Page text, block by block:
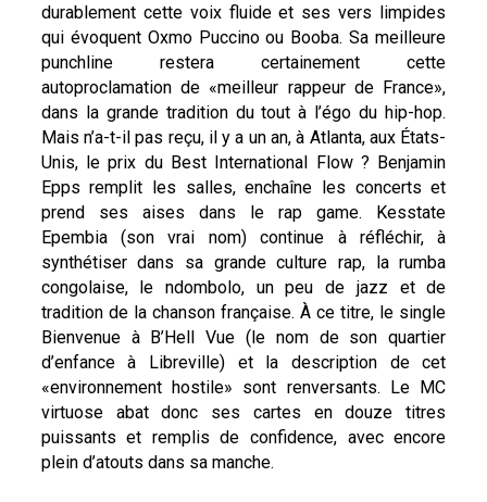
durablement cette voix fluide et ses vers limpides
qui évoquent Oxmo Puccino ou Booba. Sa meilleure
punchline restera certainement cette
autoproclamation de «meilleur rappeur de France»,
dans la grande tradition du tout à l’égo du hip-hop.
Mais n’a-t-il pas reçu, il y a un an, à Atlanta, aux États-
Unis, le prix du Best International Flow ? Benjamin
Epps remplit les salles, enchaîne les concerts et
prend ses aises dans le rap game. Kesstate
Epembia (son vrai nom) continue à réfléchir, à
synthétiser dans sa grande culture rap, la rumba
congolaise, le ndombolo, un peu de jazz et de
tradition de la chanson française. À ce titre, le single
Bienvenue à B’Hell Vue (le nom de son quartier
d’enfance à Libreville) et la description de cet
«environnement hostile» sont renversants. Le MC
virtuose abat donc ses cartes en douze titres
puissants et remplis de confidence, avec encore
plein d’atouts dans sa manche.